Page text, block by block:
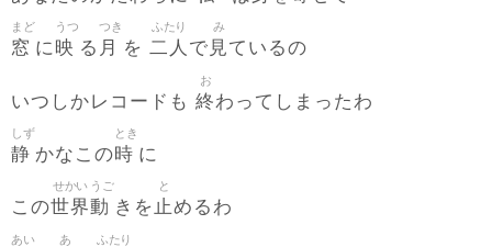
窓
まど
に映
うつ
る 月
つき
を 二人
ふたり
で 見
み
ているの
いつしかレコードも 終
お
わってしまったわ
静
しず
かなこの時
とき
に
この世界
せかい
動
うご
きを止
と
めるわ
あい あ ふたり